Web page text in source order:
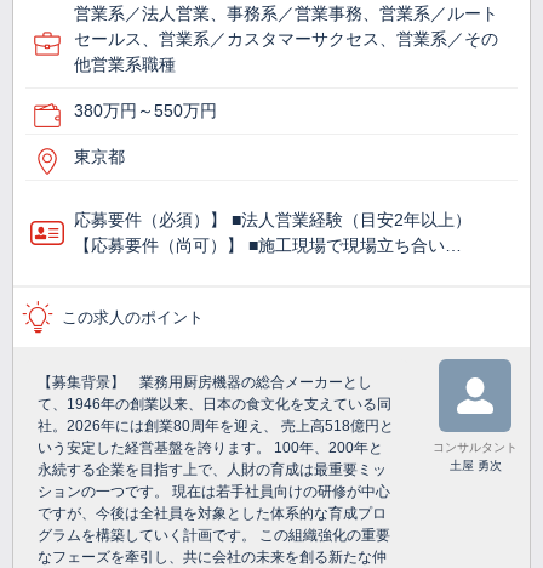
営業系／法人営業、事務系／営業事務、営業系／ルート
セールス、営業系／カスタマーサクセス、営業系／その
他営業系職種
380万円～550万円
東京都
応募要件（必須）】 ■法人営業経験（目安2年以上）
【応募要件（尚可）】 ■施工現場で現場立ち合い…
この求人のポイント
【募集背景】 業務用厨房機器の総合メーカーとし
て、1946年の創業以来、日本の食文化を支えている同
社。2026年には創業80周年を迎え、 売上高518億円と
いう安定した経営基盤を誇ります。 100年、200年と
永続する企業を目指す上で、人財の育成は最重要ミッ
ションの一つです。 現在は若手社員向けの研修が中心
ですが、今後は全社員を対象とした体系的な育成プロ
グラムを構築していく計画です。 この組織強化の重要
なフェーズを牽引し、共に会社の未来を創る新たな仲
コンサルタント
土屋 勇次